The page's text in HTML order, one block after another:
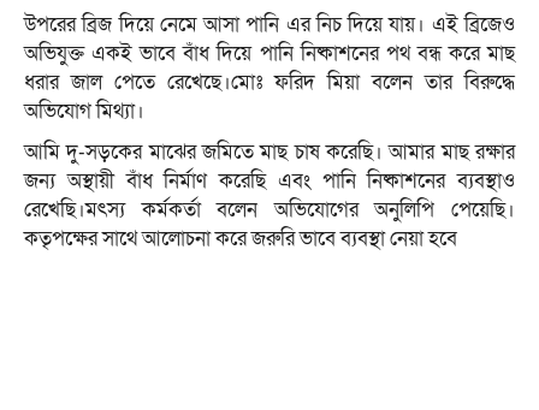
উপরের ব্রিজ দিয়ে নেমে আসা পানি এর নিচ দিয়ে যায়। এই ব্রিজেও
অভিযুক্ত একই ভাবে বাঁধ দিয়ে পানি নিষ্কাশনের পথ বন্ধ করে মাছ
ধরার জাল পেতে রেখেছে।মোঃ ফরিদ মিয়া বলেন তার বিরুদ্ধে
অভিযোগ মিথ্যা।
আমি দু-সড়কের মাঝের জমিতে মাছ চাষ করেছি। আমার মাছ রক্ষার
জন্য অস্থায়ী বাঁধ নির্মাণ করেছি এবং পানি নিষ্কাশনের ব্যবস্থাও
রেখেছি।মৎস্য কর্মকর্তা বলেন অভিযোগের অনুলিপি পেয়েছি।
কতৃপক্ষের সাথে আলোচনা করে জরুরি ভাবে ব্যবস্থা নেয়া হবে